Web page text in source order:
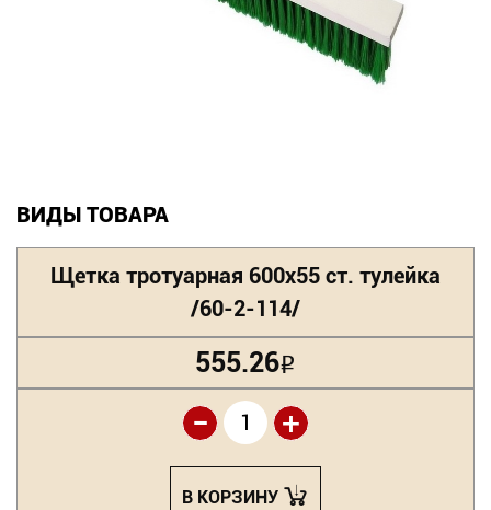
Контакты
282-
01-
ВИДЫ ТОВАРА
Щетка тротуарная 600х55 ст. тулейка
/60-2-114/
555.26Р
+
-
В КОРЗИНУ